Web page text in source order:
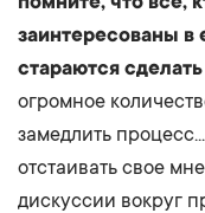
заинтересованы в
стараются
огромное
замедлить
отстаивать свое
дискуссии вокруг